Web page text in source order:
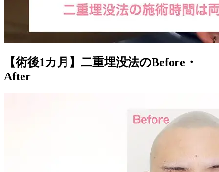
【術後1カ月】 二重埋没法のBefore・
After